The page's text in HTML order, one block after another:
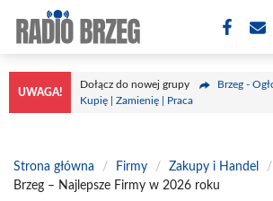
treści
UWAGA!
Dołącz do nowej grupy
Brzeg -
Kupię | Zamienię | Praca
Strona główna / Firmy / Zakupy i Handel /
Brzeg – Najlepsze Firmy w 2026 roku